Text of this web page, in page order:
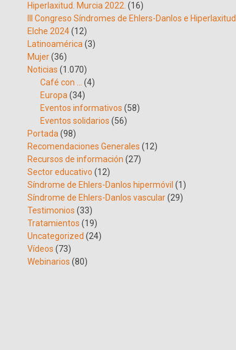
Hiperlaxitud. Murcia 2022. (16)
III Congreso Síndromes de Ehlers-Danlos e Hiperlaxitud.
Elche 2024(12)
Latinoamérica (3)
Mujer(36)
Noticias (1.070)
Café con …
(4)
Europa (34)
Eventos informativos (58)
Eventos solidarios (56)
Portada (98)
Recomendaciones Generales (12)
Recursos de información (27)
Sector educativo (12)
Síndrome de Ehlers-Danlos hipermóvil (1)
Síndrome de Ehlers-Danlos vascular(29)
Testimonios (33)
Tratamientos (19)
Uncategorized (24)
Vídeos (73)
Webinarios (80)